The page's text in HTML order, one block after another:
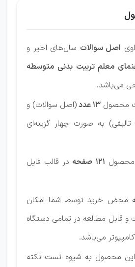
اصل سوالات سال‌های اخیر و
معلم تربیت بدنی متوسطه
می‌باشد.
محصول
(اصل سوالات) و
تالیفی) به صورت چهار گزینه‌ای
محصول 121 صفحه
در قالب فایل
محض خرید توسط شما امکان
و قابل مطالعه در تمامی دستگاه
می‌باشد.
این محصول به‌ شیوه تست نکته